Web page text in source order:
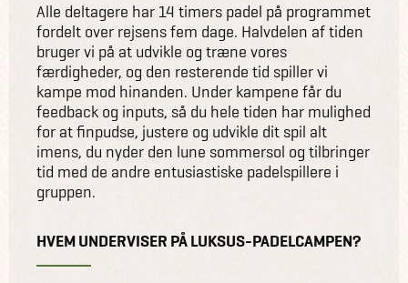
Alle deltagere har 14 timers padel på programmet
fordelt over rejsens fem dage. Halvdelen af tiden
bruger vi på at udvikle og træne vores
færdigheder, og den resterende tid spiller vi
kampe mod hinanden. Under kampene får du
feedback og inputs, så du hele tiden har mulighed
for at finpudse, justere og udvikle dit spil alt
imens, du nyder den lune sommersol og tilbringer
tid med de andre entusiastiske padelspillere i
gruppen.
HVEM UNDERVISER PÅ LUKSUS-PADELCAMPEN?